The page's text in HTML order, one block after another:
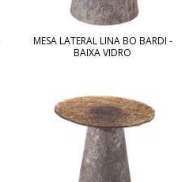
MESA LATERAL LINA BO BARDI -
BAIXA VIDRO